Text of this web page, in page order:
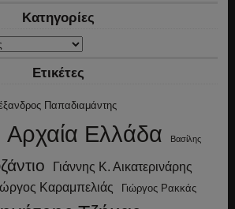
Κατηγορίες
Ετικέτες
Παπαδιαμάντης
Αρχαία Ελλάδα Βασίλης
Γιάννης Κ. Αικατερινάρης
Καραμπελιάς Γιώργος Ρακκάς